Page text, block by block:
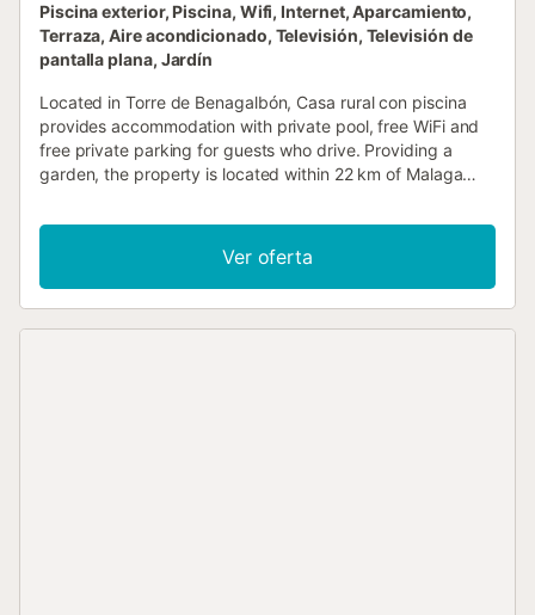
Piscina exterior, Piscina, Wifi, Internet, Aparcamiento,
Terraza, Aire acondicionado, Televisión, Televisión de
pantalla plana, Jardín
Located in Torre de Benagalbón, Casa rural con piscina
provides accommodation with private pool, free WiFi and
free private parking for guests who drive. Providing a
garden, the property is located within 22 km of Malaga
Ver oferta